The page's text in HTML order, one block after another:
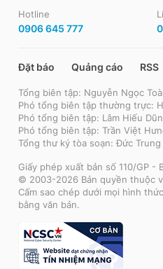
Hotline
0906 645 777
Đặt báo Quảng cáo RSS
Tổng biên tập: Nguyễn Ngọc
Phó tổng biên tập thường trực:
Phó tổng biên tập: Lâm Hiếu
Phó tổng biên tập: Trần Việt
Tổng thư ký tòa soạn: Đức Trung
Giấy phép xuất bản số 110/GP -
© 2003-2026 Bản quyền thuộc
Cấm sao chép dưới mọi hình
bằng văn bản.